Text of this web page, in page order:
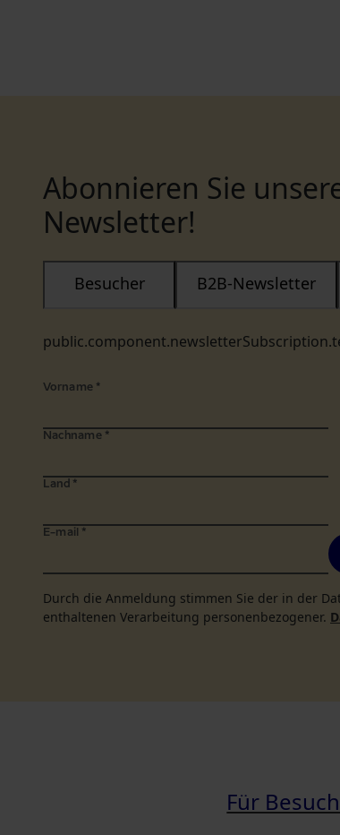
Abonnieren Sie
Newsletter!
Besucher B2B-Newsletter
Vorname *
Nachname *
Land *
E-mail *
Durch die Anmeldung stimmen Sie der in der
enthaltenen Verarbeitung personenbezogener.
Für